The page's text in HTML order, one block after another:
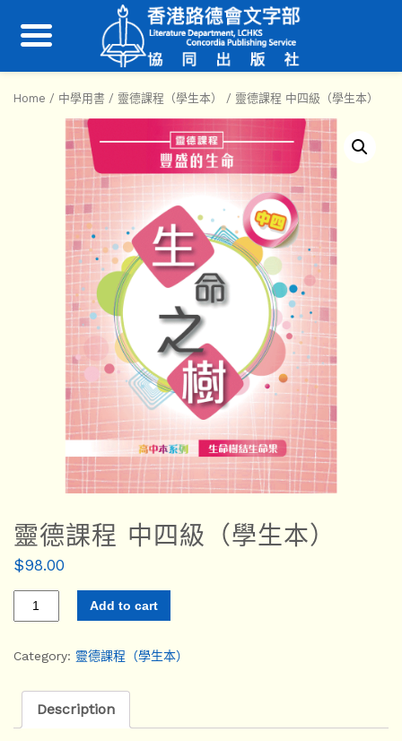
Home / 中學用書 / 靈德課程（學生本） / 靈德課程 中四級（學生本）
靈德課程 中四級（學生本）
$98.00
Add to cart
Category: 靈德課程（學生本）
Description